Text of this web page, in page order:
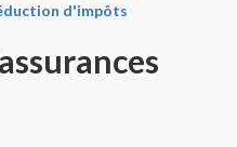
d'impôts